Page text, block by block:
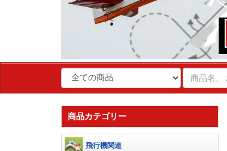
商品カテゴリー
飛行機関連